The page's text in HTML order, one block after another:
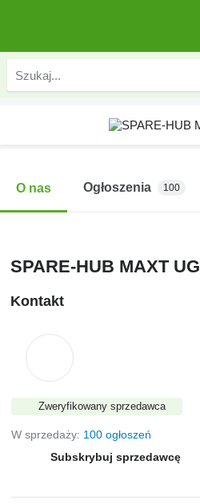
O nas Ogłoszenia 100
SPARE-HUB MAXT UG
Kontakt
Zweryfikowany sprzedawca
W sprzedaży: 100 ogłoszeń
Subskrybuj sprzedawcę